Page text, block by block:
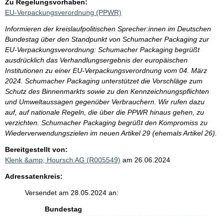
Zu Regelungsvorhaben:
EU-Verpackungsverordnung (PPWR)
Informieren der kreislaufpolitischen Sprecher:innen im Deutschen
Bundestag über den Standpunkt von Schumacher Packaging zur
EU-Verpackungsverordnung: Schumacher Packaging begrüßt
ausdrücklich das Verhandlungsergebnis der europäischen
Institutionen zu einer EU-Verpackungsverordnung vom 04. März
2024. Schumacher Packaging unterstützet die Vorschläge zum
Schutz des Binnenmarkts sowie zu den Kennzeichnungspflichten
und Umweltaussagen gegenüber Verbrauchern. Wir rufen dazu
auf, auf nationale Regeln, die über die PPWR hinaus gehen, zu
verzichten. Schumacher Packaging begrüßt den Kompromiss zu
Wiederverwendungszielen im neuen Artikel 29 (ehemals Artikel 26).
Bereitgestellt von:
Klenk &amp; Hoursch AG (R005549) am 26.06.2024
Adressatenkreis:
Versendet am 28.05.2024 an:
Bundestag